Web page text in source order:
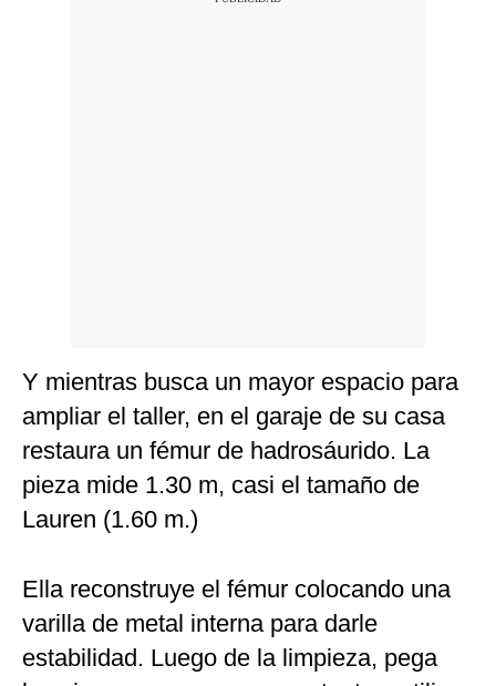
Y mientras busca un mayor espacio para
ampliar el taller, en el garaje de su casa
restaura un fémur de hadrosáurido. La
pieza mide 1.30 m, casi el tamaño de
Lauren (1.60 m.)
Ella reconstruye el fémur colocando una
varilla de metal interna para darle
estabilidad. Luego de la limpieza, pega